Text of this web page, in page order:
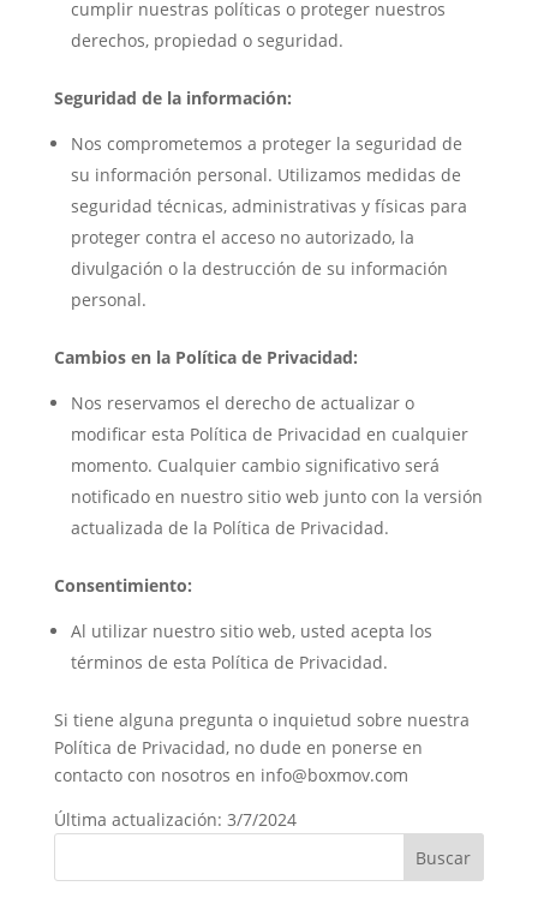
cumplir nuestras políticas o proteger nuestros
derechos, propiedad o seguridad.
Seguridad de la información:
Nos comprometemos a proteger la seguridad de
su información personal. Utilizamos medidas de
seguridad técnicas, administrativas y físicas para
proteger contra el acceso no autorizado, la
divulgación o la destrucción de su información
personal.
Cambios en la Política de Privacidad:
Nos reservamos el derecho de actualizar o
modificar esta Política de Privacidad en cualquier
momento. Cualquier cambio significativo será
notificado en nuestro sitio web junto con la versión
actualizada de la Política de Privacidad.
Consentimiento:
Al utilizar nuestro sitio web, usted acepta los
términos de esta Política de Privacidad.
Si tiene alguna pregunta o inquietud sobre nuestra
Política de Privacidad, no dude en ponerse en
contacto con nosotros en info@boxmov.com
Última actualización: 3/7/2024
Buscar